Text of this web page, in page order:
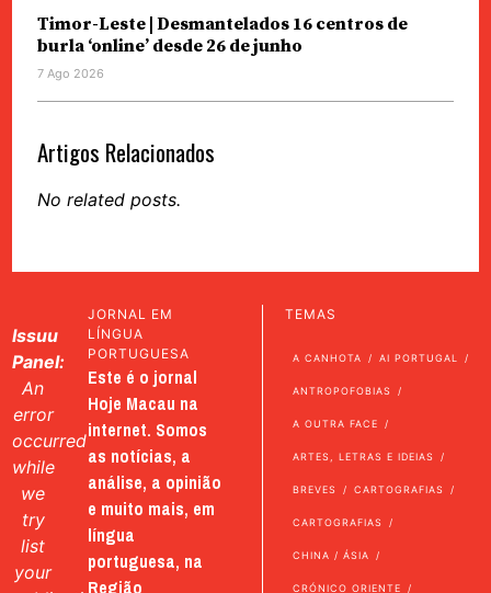
Timor-Leste | Desmantelados 16 centros de
burla ‘online’ desde 26 de junho
7 Ago 2026
Artigos Relacionados
No related posts.
Issuu
Panel:
An
error
occurred
while
we
try
list
your
JORNAL EM
LÍNGUA
PORTUGUESA
Este é o jornal
Hoje Macau na
internet. Somos
as notícias, a
análise, a opinião
e muito mais, em
língua
portuguesa, na
Região
TEMAS
A CANHOTA AI PORTUGAL
ANTROPOFOBIAS
A OUTRA FACE
ARTES, LETRAS E IDEIAS
BREVES CARTOGRAFIAS
CARTOGRAFIAS
CHINA / ÁSIA
CRÓNICO ORIENTE